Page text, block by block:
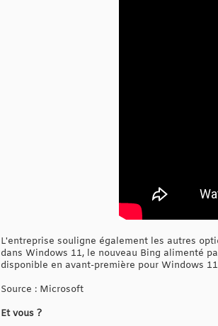
L'entreprise souligne également les autres
dans Windows 11, le nouveau Bing alimenté
disponible en avant-première pour Windows
Source : Microsoft
Et vous ?